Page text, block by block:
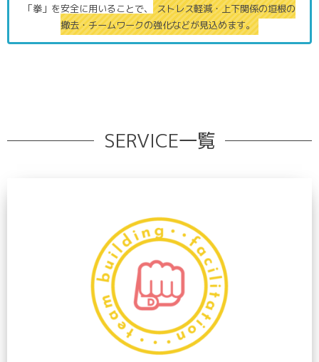
「拳」を安全に用いることで、
ストレス軽減・上下関係の垣根の
撤去・チームワークの強化などが見込めます。
SERVICE一覧